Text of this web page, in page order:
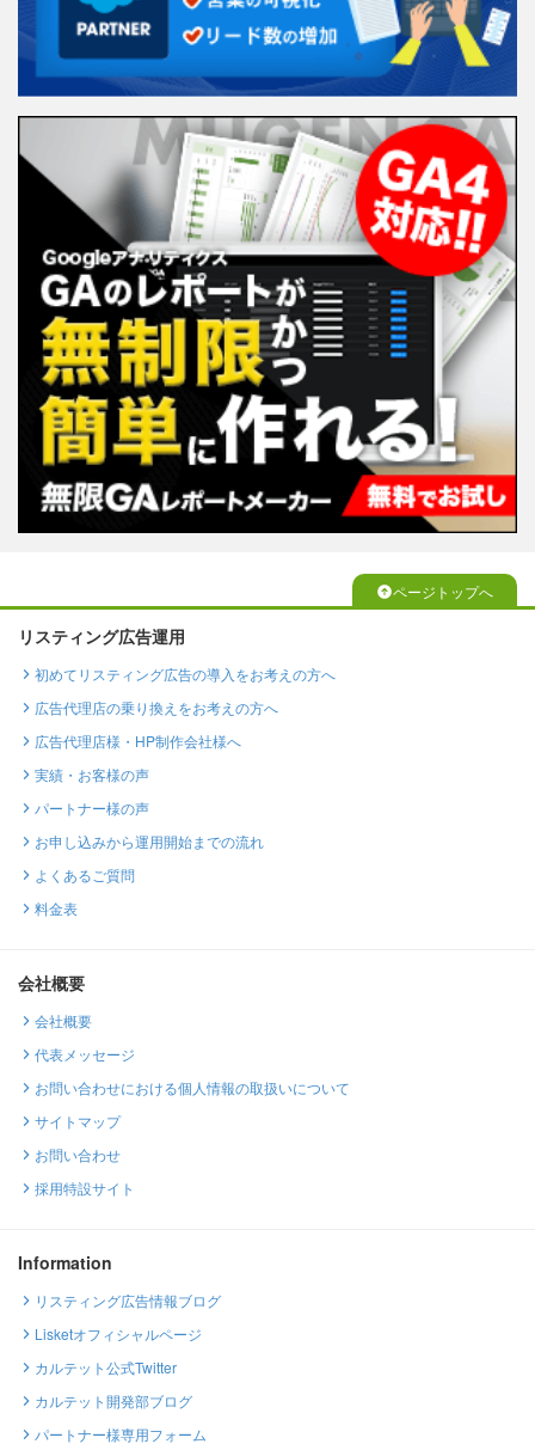
ページトップへ
リスティング広告運用
初めてリスティング広告の導入をお考えの方へ
広告代理店の乗り換えをお考えの方へ
広告代理店様・HP制作会社様へ
実績・お客様の声
パートナー様の声
お申し込みから運用開始までの流れ
よくあるご質問
料金表
会社概要
会社概要
代表メッセージ
お問い合わせにおける個人情報の取扱いについて
サイトマップ
お問い合わせ
採用特設サイト
Information
リスティング広告情報ブログ
Lisketオフィシャルページ
カルテット公式Twitter
カルテット開発部ブログ
パートナー様専用フォーム